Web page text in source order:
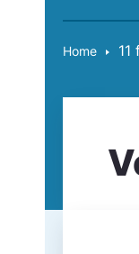
Home